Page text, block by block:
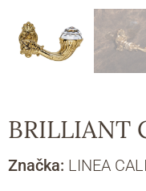
BRILLIANT
Značka: LINEA CALI